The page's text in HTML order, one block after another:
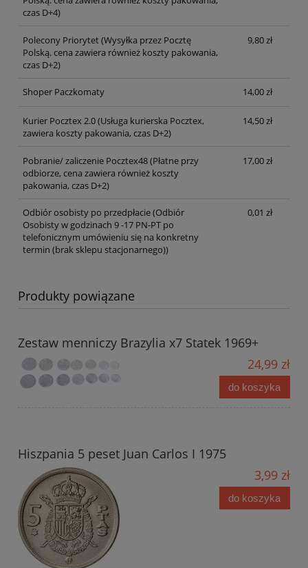
czas D+4)
Polecony Priorytet(Wysyłka przez Pocztę
Polską. cena zawiera również koszty pakowania,
czas D+2)
9,80 zł
Shoper Paczkomaty 14,00 zł
Kurier Pocztex 2.0(Usługa kurierska Pocztex,
zawiera koszty pakowania, czas D+2)
14,50 zł
Pobranie/ zaliczenie Pocztex48(Płatne przy
odbiorze, cena zawiera również koszty
pakowania, czas D+2)
17,00 zł
Odbiór osobisty po przedpłacie(Odbiór
Osobisty w godzinach 9 -17 PN-PT po
telefonicznym umówieniu się na konkretny
termin (brak sklepu stacjonarnego))
0,01 zł
Produkty powiązane
Zestaw menniczy Brazylia x7 Statek 1969+
24,99 zł
do koszyka
Hiszpania 5 peset Juan Carlos I 1975
3,99 zł
do koszyka